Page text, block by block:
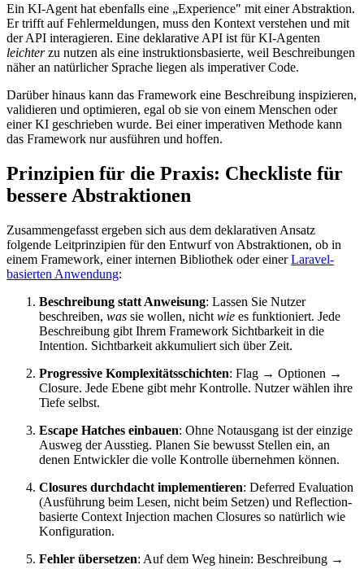
Ein KI-Agent hat ebenfalls eine „Experience" mit einer Abstraktion.
Er trifft auf Fehlermeldungen, muss den Kontext verstehen und mit
der API interagieren. Eine deklarative API ist für KI-Agenten
leichterzu nutzen als eine instruktionsbasierte, weil Beschreibungen
näher an natürlicher Sprache liegen als imperativer Code.
Darüber hinaus kann das Framework eine Beschreibung inspizieren,
validieren und optimieren, egal ob sie von einem Menschen oder
einer KI geschrieben wurde. Bei einer imperativen Methode kann
das Framework nur ausführen und hoffen.
Prinzipien für die Praxis: Checkliste für
bessere Abstraktionen
Zusammengefasst ergeben sich aus dem deklarativen Ansatz
folgende Leitprinzipien für den Entwurf von Abstraktionen, ob in
einem Framework, einer internen Bibliothek oder einerLaravel-
basierten Anwendung:
Beschreibung statt Anweisung: Lassen Sie Nutzer
beschreiben, was sie wollen, nicht wie es funktioniert. Jede
Beschreibung gibt Ihrem Framework Sichtbarkeit in die
Intention. Sichtbarkeit akkumuliert sich über Zeit.
Progressive Komplexitätsschichten: Flag → Optionen →
Closure. Jede Ebene gibt mehr Kontrolle. Nutzer wählen ihre
Tiefe selbst.
Escape Hatches einbauen: Ohne Notausgang ist der einzige
Ausweg der Ausstieg. Planen Sie bewusst Stellen ein, an
denen Entwickler die volle Kontrolle übernehmen können.
Closures durchdacht implementieren: Deferred Evaluation
(Ausführung beim Lesen, nicht beim Setzen) und Reflection-
basierte Context Injection machen Closures so natürlich wie
Konfiguration.
Fehler übersetzen: Auf dem Weg hinein: Beschreibung →